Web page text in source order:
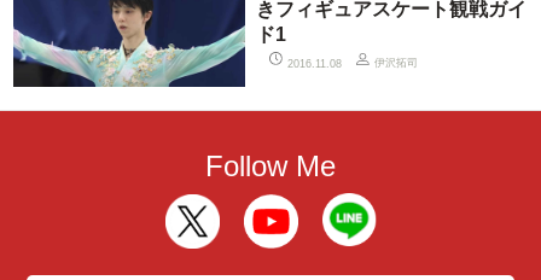
きフィギュアスケート観戦ガイ
ド1
2016.11.08 伊沢拓司
Follow Me